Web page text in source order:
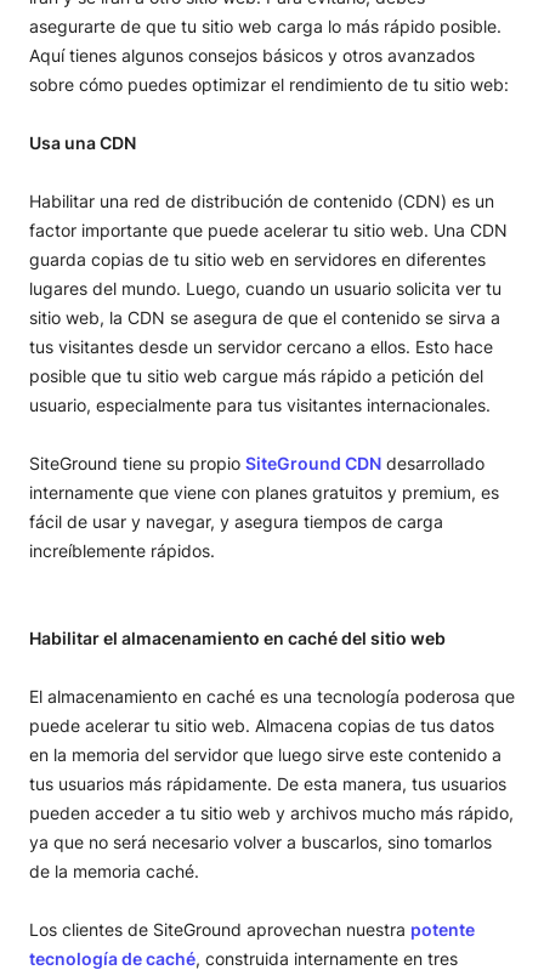
asegurarte de que tu sitio web carga lo más rápido posible.
Aquí tienes algunos consejos básicos y otros avanzados
sobre cómo puedes optimizar el rendimiento de tu sitio web:
Usa una CDN
Habilitar una red de distribución de contenido (CDN) es un
factor importante que puede acelerar tu sitio web. Una CDN
guarda copias de tu sitio web en servidores en diferentes
lugares del mundo. Luego, cuando un usuario solicita ver tu
sitio web, la CDN se asegura de que el contenido se sirva a
tus visitantes desde un servidor cercano a ellos. Esto hace
posible que tu sitio web cargue más rápido a petición del
usuario, especialmente para tus visitantes internacionales.
SiteGround tiene su propio SiteGround CDN desarrollado
internamente que viene con planes gratuitos y premium, es
fácil de usar y navegar, y asegura tiempos de carga
increíblemente rápidos.
Habilitar el almacenamiento en caché del sitio web
El almacenamiento en caché es una tecnología poderosa que
puede acelerar tu sitio web. Almacena copias de tus datos
en la memoria del servidor que luego sirve este contenido a
tus usuarios más rápidamente. De esta manera, tus usuarios
pueden acceder a tu sitio web y archivos mucho más rápido,
ya que no será necesario volver a buscarlos, sino tomarlos
de la memoria caché.
Los clientes de SiteGround aprovechan nuestra potente
tecnología de caché, construida internamente en tres